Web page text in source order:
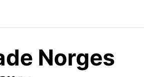
Norges